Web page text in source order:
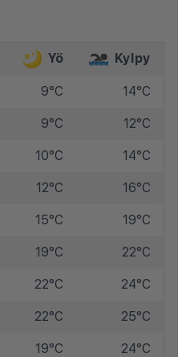
Yö Kylpy
9°C 14°C
9°C 12°C
10°C 14°C
12°C 16°C
15°C 19°C
19°C 22°C
22°C 24°C
22°C 25°C
19°C 24°C